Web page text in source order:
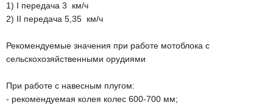
1) I передача 3 км/ч
2) II передача 5,35 км/ч
Рекомендуемые значения при работе мотоблока с
сельскохозяйственными орудиями
При работе с навесным плугом:
- рекомендуемая колея колес 600-700 мм;